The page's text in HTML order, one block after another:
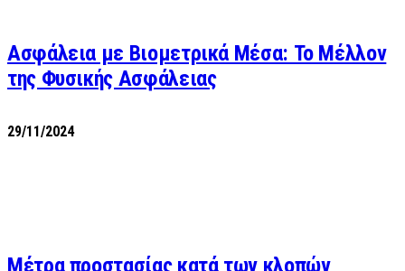
Ασφάλεια με Βιομετρικά Μέσα: Το Μέλλον
της Φυσικής Ασφάλειας
29/11/2024
Μέτρα προστασίας κατά των κλοπών